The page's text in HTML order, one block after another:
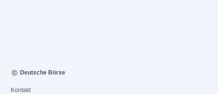
Deutsche Börse
Kontakt